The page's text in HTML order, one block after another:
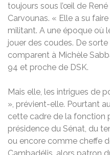
toujours sous l’œil de
Carvounas. « Elle a su
militant. A une époque où
jouer des coudes. De
comparent à Michèle
94 et proche de DSK.
Mais elle, les intrigues de
», prévient-elle. Pourtant
cette cadre de la fonction
présidence du Sénat, du
ou encore comme cheffe